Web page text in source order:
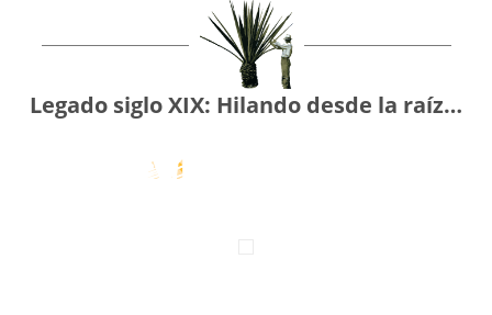
Legado siglo XIX: Hilando desde la raíz…